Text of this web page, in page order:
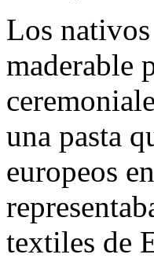
Los
maderable
una pasta
europeos
textiles de